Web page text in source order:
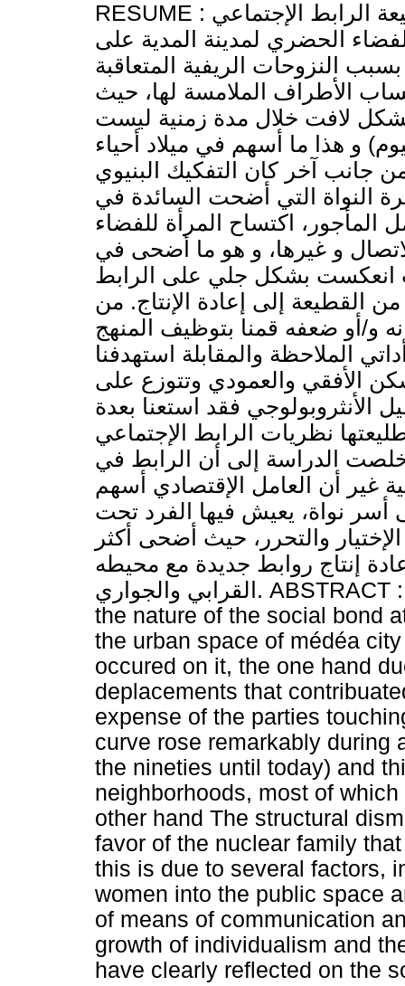
RESUME : تهدف هذه الدراسة البحثية إلى عرض طبيعة الرابط الإجتماعي
الحضري لمدينة المدية على
النزوحات الريفية المتعاقبة
الأطراف الملامسة لها، حيث
بشكل لافت خلال مدة زمنية ليست
و هذا ما أسهم في ميلاد أحياء
جانب آخر كان التفكيك البنيوي
النواة التي أضحت السائدة في
المأجور، اكتساح المرأة للفضاء
و غيرها، و هو ما أضحى في
انعكست بشكل جلي على الرابط
القطيعة إلى إعادة الإنتاج. من
و/أو ضعفه قمنا بتوظيف المنهج
الملاحظة والمقابلة استهدفنا
الأفقي والعمودي وتتوزع على
الأنثروبولوجي فقد استعنا بعدة
نظريات الرابط الإجتماعي
خلصت الدراسة إلى أن الرابط في
غير أن العامل الإقتصادي أسهم
أسر نواة، يعيش فيها الفرد تحت
والتحرر، حيث أضحى أكثر
إنتاج روابط جديدة مع محيطه
القرابي والجواري. ABSTRACT : This research study aims to present
the nature of the social bond
the urban space of médéa
occured on it, the one hand
deplacements that
expense of the parties
curve rose remarkably during
the nineties until today) and
neighborhoods, most of
other hand The structural
favor of the nuclear family
this is due to several factors,
women into the public space
of means of communication
growth of individualism and
have clearly reflected on the